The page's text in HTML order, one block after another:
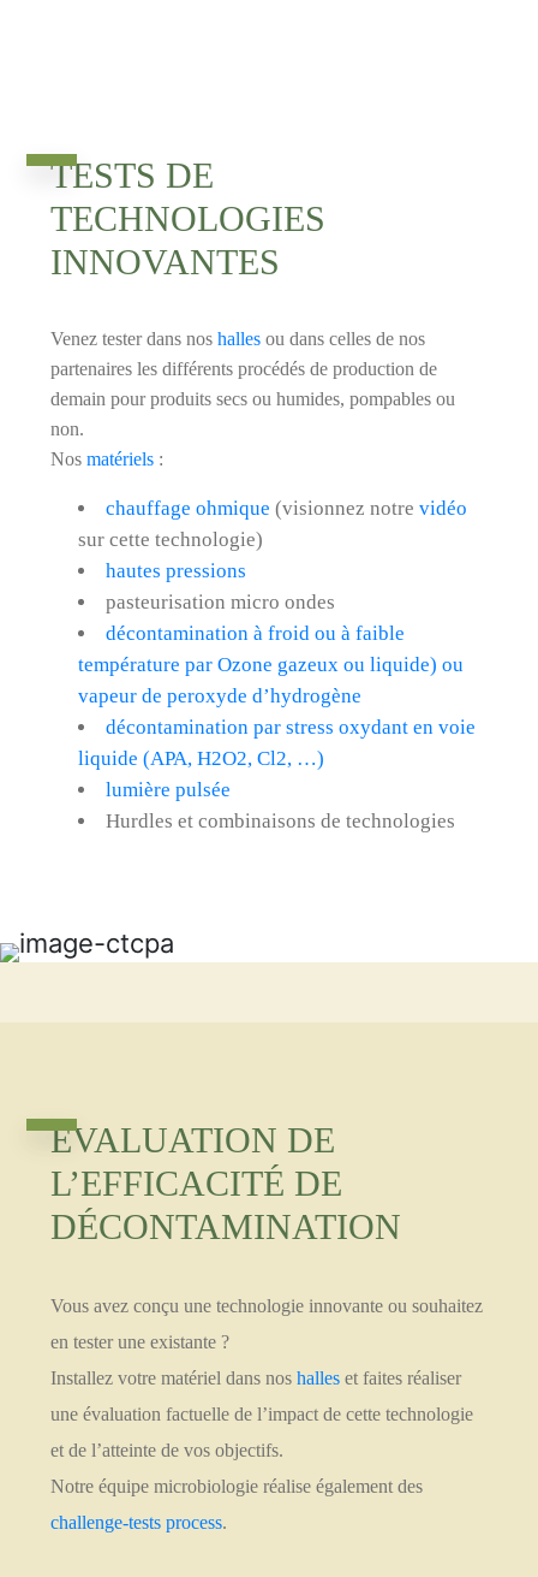
TESTS DE
TECHNOLOGIES
INNOVANTES
Venez tester dans noshalles ou dans celles de nos
partenaires les différents procédés de production de
demain pour produits secs ou humides, pompables ou
non.
Nosmatériels :
chauffage ohmique (visionnez notrevidéo
sur cette technologie)
hautes pressions
pasteurisation micro ondes
décontamination à froid ou à faible
température par Ozone gazeux ou liquide) ou
vapeur de peroxyde d’hydrogène
décontamination par stress oxydant en voie
liquide (APA, H2O2, Cl2, …)
lumière pulsée
Hurdles et combinaisons de technologies
ÉVALUATION DE
L’EFFICACITÉ DE
DÉCONTAMINATION
Vous avez conçu une technologie innovante ou souhaitez
en tester une existante ?
Installez votre matériel dans noshalles et faites réaliser
une évaluation factuelle de l’impact de cette technologie
et de l’atteinte de vos objectifs.
Notre équipe microbiologie réalise également des
challenge-tests process.